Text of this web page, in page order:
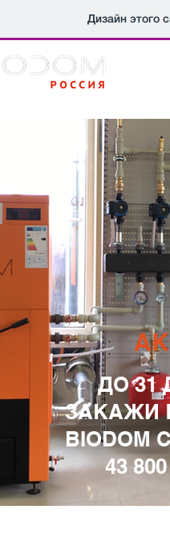
Дизайн этого
ДО 31
ЗАКАЖИ
43